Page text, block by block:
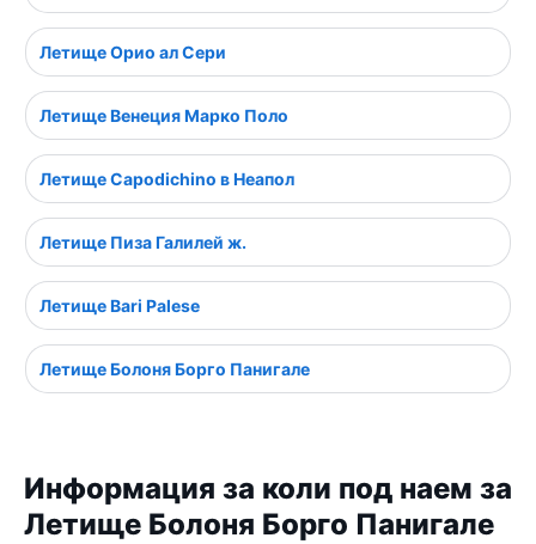
Летище Орио ал Сери
Летище Венеция Марко Поло
Летище Capodichino в Неапол
Летище Пиза Галилей ж.
Летище Bari Palese
Летище Болоня Борго Панигале
Информация за коли под наем за
Летище Болоня Борго Панигале